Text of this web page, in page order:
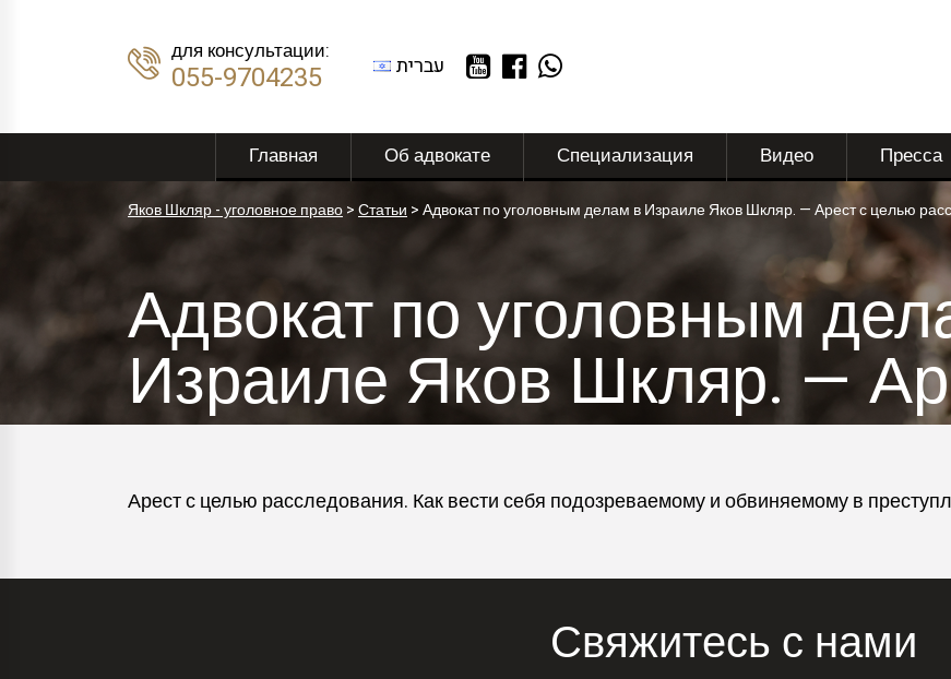
для консультации:
055-9704235 עברית
Главная Об адвокате Специализация Видео Пресса
Яков Шкляр - уголовное право>Статьи >Адвокат по уголовным делам в Израиле Яков Шкляр. — Арест с целью
Адвокат по уголовным
Израиле Яков Шкляр. —
расследования.
Арест с целью расследования. Как вести себя подозреваемому и обвиняемому в
Свяжитесь с нами